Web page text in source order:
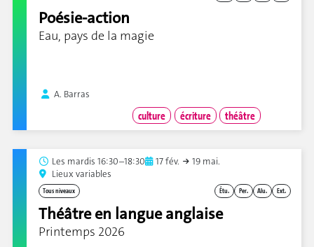
Poésie-action
Eau, pays de la magie
A. Barras
culture écriture théâtre
Les mardis 16:30–18:30 17 fév.
19 mai.
Lieux variables
Étu. Per. Alu. Ext.
Tous niveaux
Théâtre en langue anglaise
Printemps 2026